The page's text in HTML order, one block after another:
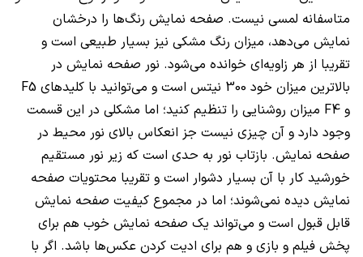
متاسفانه لمسی نیست. صفحه نمایش رنگ‌ها را درخشان
نمایش می‌دهد، میزان رنگ مشکی نیز بسیار طبیعی است و
تقریبا از هر زاویه‌ای خوانده می‌شود. نور صفحه نمایش در
بالاترین میزان خود 300 نیتس است و می‌توانید با کلیدهای
F5
و F4 میزان روشنایی را تنظیم کنید؛ اما مشکلی در این قسمت
وجود دارد و آن چیزی نیست جز انعکاس بالای نور محیط در
صفحه نمایش. بازتاب نور به حدی است که زیر نور مستقیم
خورشید کار با آن بسیار دشوار است و تقریبا محتویات صفحه
نمایش دیده نمی‌شوند؛ اما در مجموع کیفیت صفحه نمایش
قابل قبول است و می‌تواند یک صفحه نمایش خوب هم برای
پخش فیلم و بازی و هم برای ادیت کردن عکس‌ها باشد. اگر با